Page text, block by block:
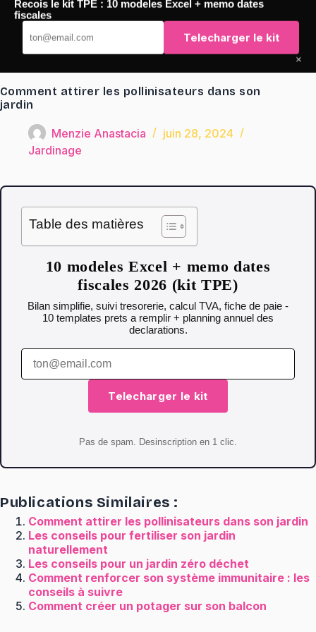
Passer
contenu
TaqTaq
Comment attirer les pollinisateurs dans son
jardin
Menzie Anastacia
juin 28, 2024
Jardinage
Table des matières
10 modeles Excel + memo dates
fiscales 2026 (kit TPE)
Bilan simplifie, suivi tresorerie, calcul TVA, fiche de paie -
10 templates prets a remplir + planning annuel des
declarations.
Telecharger le kit
Pas de spam. Desinscription en 1 clic.
Publications Similaires :
Comment attirer les pollinisateurs dans son jardin
Les conseils pour fertiliser son jardin
naturellement
Les conseils pour un jardin zéro déchet
Comment renforcer son système immunitaire : les
conseils à suivre
Comment créer un potager sur son balcon
Recois le kit TPE : 10 modeles Excel + memo dates
fiscales
Telecharger le kit